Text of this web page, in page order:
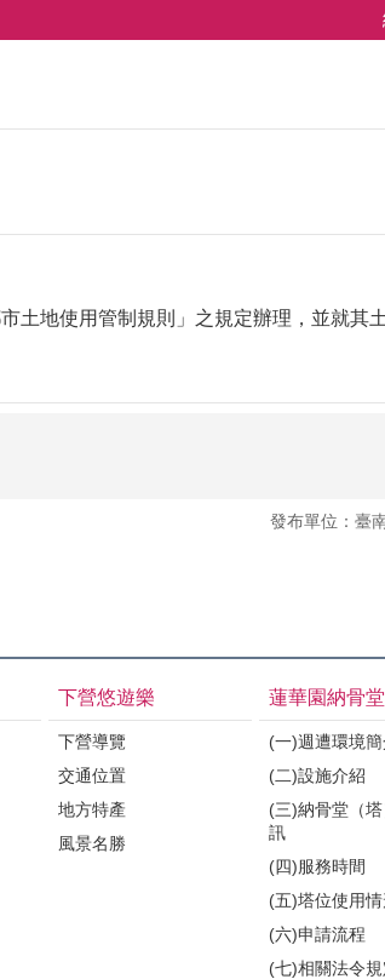
土地使用管制規則」之規定辦理，並就其
發布單位：臺
下營悠遊樂
下營導覽
交通位置
地方特產
風景名勝
蓮華園納骨堂
(一)週遭環境簡
(二)設施介紹
(三)納骨堂（
訊
(四)服務時間
(五)塔位使用
(六)申請流程
(七)相關法令規